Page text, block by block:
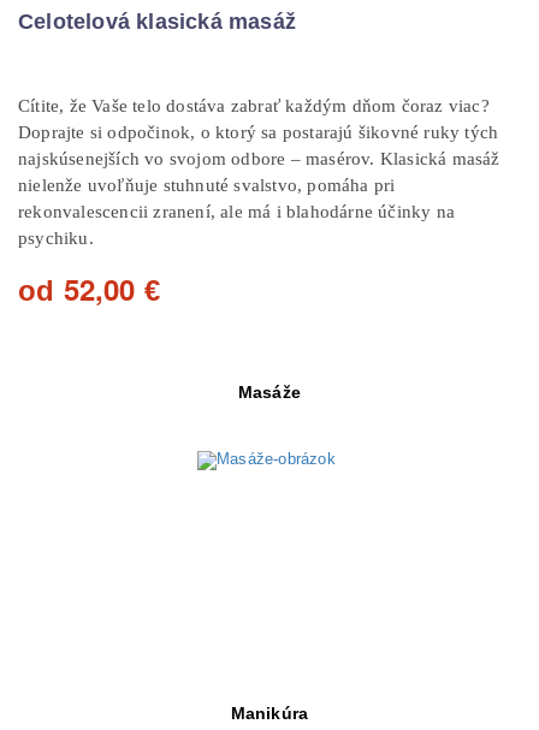
Celotelová klasická masáž
Cítite, že Vaše telo dostáva zabrať každým dňom čoraz viac?
Doprajte si odpočinok, o ktorý sa postarajú šikovné ruky tých
najskúsenejších vo svojom odbore – masérov. Klasická masáž
nielenže uvoľňuje stuhnuté svalstvo, pomáha pri
rekonvalescencii zranení, ale má i blahodárne účinky na
psychiku.
od 52,00 €
Masáže
Manikúra